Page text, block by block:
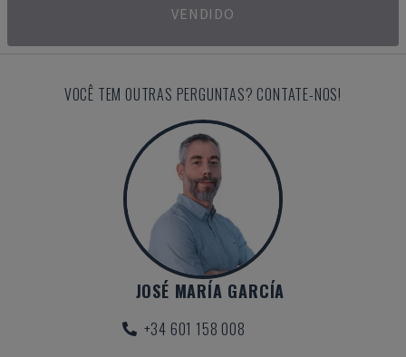
VENDIDO
VOCÊ TEM OUTRAS PERGUNTAS? CONTATE-NOS!
JOSÉ MARÍA GARCÍA
+34 601 158 008